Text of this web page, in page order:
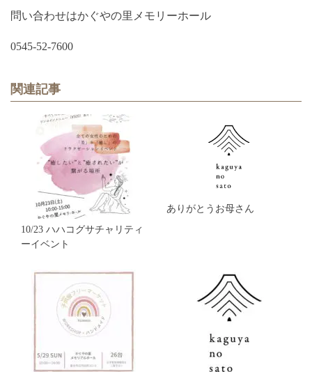
問い合わせはかぐやの里メモリーホール
0545-52-7600
関連記事
10/23 ハハコグサチャリティ
ーイベント
ありがとうお母さん